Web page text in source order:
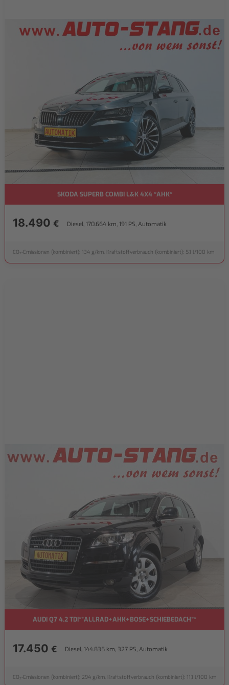
SKODA SUPERB COMBI L&K 4X4 *AHK*
18.490 € Diesel, 170.664 km, 191 PS, Automatik
CO₂-Emissionen (kombiniert): 134 g/km, Kraftstoffverbrauch (kombiniert): 5,1 l/100 km
AUDI Q7 4.2 TDI**ALLRAD+AHK+BOSE+SCHIEBEDACH**
17.450 € Diesel, 144.835 km, 327 PS, Automatik
CO₂-Emissionen (kombiniert): 294 g/km, Kraftstoffverbrauch (kombiniert): 11,1 l/100 km